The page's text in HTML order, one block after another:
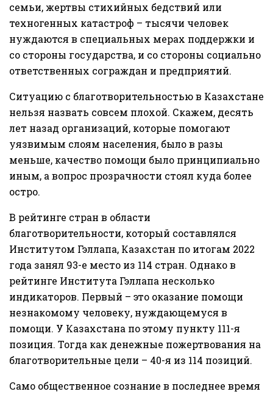
семьи, жертвы стихийных бедствий или
техногенных катастроф – тысячи человек
нуждаются в специальных мерах поддержки и
со стороны государства, и со стороны социально
ответственных сограждан и предприятий.
Ситуацию с благотворительностью в Казахстане
нельзя назвать совсем плохой. Скажем, десять
лет назад организаций, которые помогают
уязвимым слоям населения, было в разы
меньше, качество помощи было принципиально
иным, а вопрос прозрачности стоял куда более
остро.
В рейтинге стран в области
благотворительности, который составлялся
Институтом Гэллапа, Казахстан по итогам 2022
года занял 93-е место из 114 стран. Однако в
рейтинге Института Гэллапа несколько
индикаторов. Первый – это оказание помощи
незнакомому человеку, нуждающемуся в
помощи. У Казахстана по этому пункту 111-я
позиция. Тогда как денежные пожертвования на
благотворительные цели – 40-я из 114 позиций.
Само общественное сознание в последнее время